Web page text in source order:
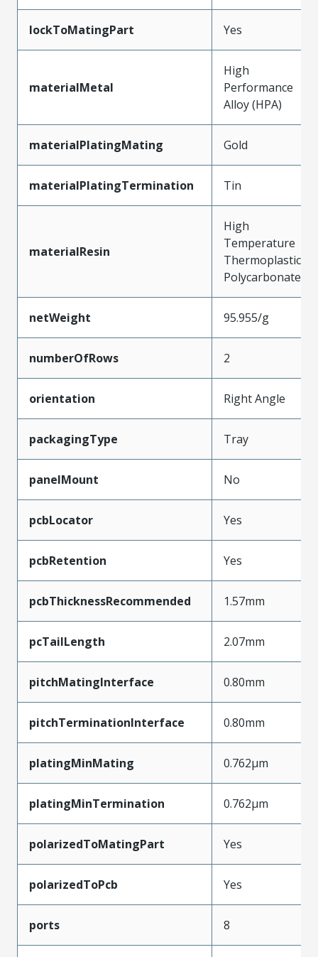
lockToMatingPart Yes
materialMetal
High
Performance
Alloy (HPA)
materialPlatingMating Gold
materialPlatingTermination Tin
materialResin
High
Temperature
Thermoplastic,
Polycarbonate
netWeight 95.955/g
numberOfRows 2
orientation Right Angle
packagingType Tray
panelMount No
pcbLocator Yes
pcbRetention Yes
pcbThicknessRecommended 1.57mm
pcTailLength 2.07mm
pitchMatingInterface 0.80mm
pitchTerminationInterface 0.80mm
platingMinMating 0.762µm
platingMinTermination 0.762µm
polarizedToMatingPart Yes
polarizedToPcb Yes
ports 8